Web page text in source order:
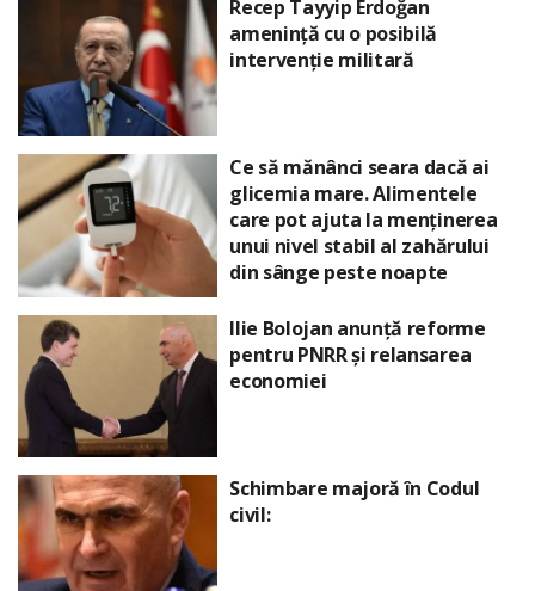
Recep Tayyip Erdoğan
amenință cu o posibilă
intervenție militară
Ce să mănânci seara dacă ai
glicemia mare. Alimentele
care pot ajuta la menținerea
unui nivel stabil al zahărului
din sânge peste noapte
Ilie Bolojan anunță reforme
pentru PNRR și relansarea
economiei
Schimbare majoră în Codul
civil: